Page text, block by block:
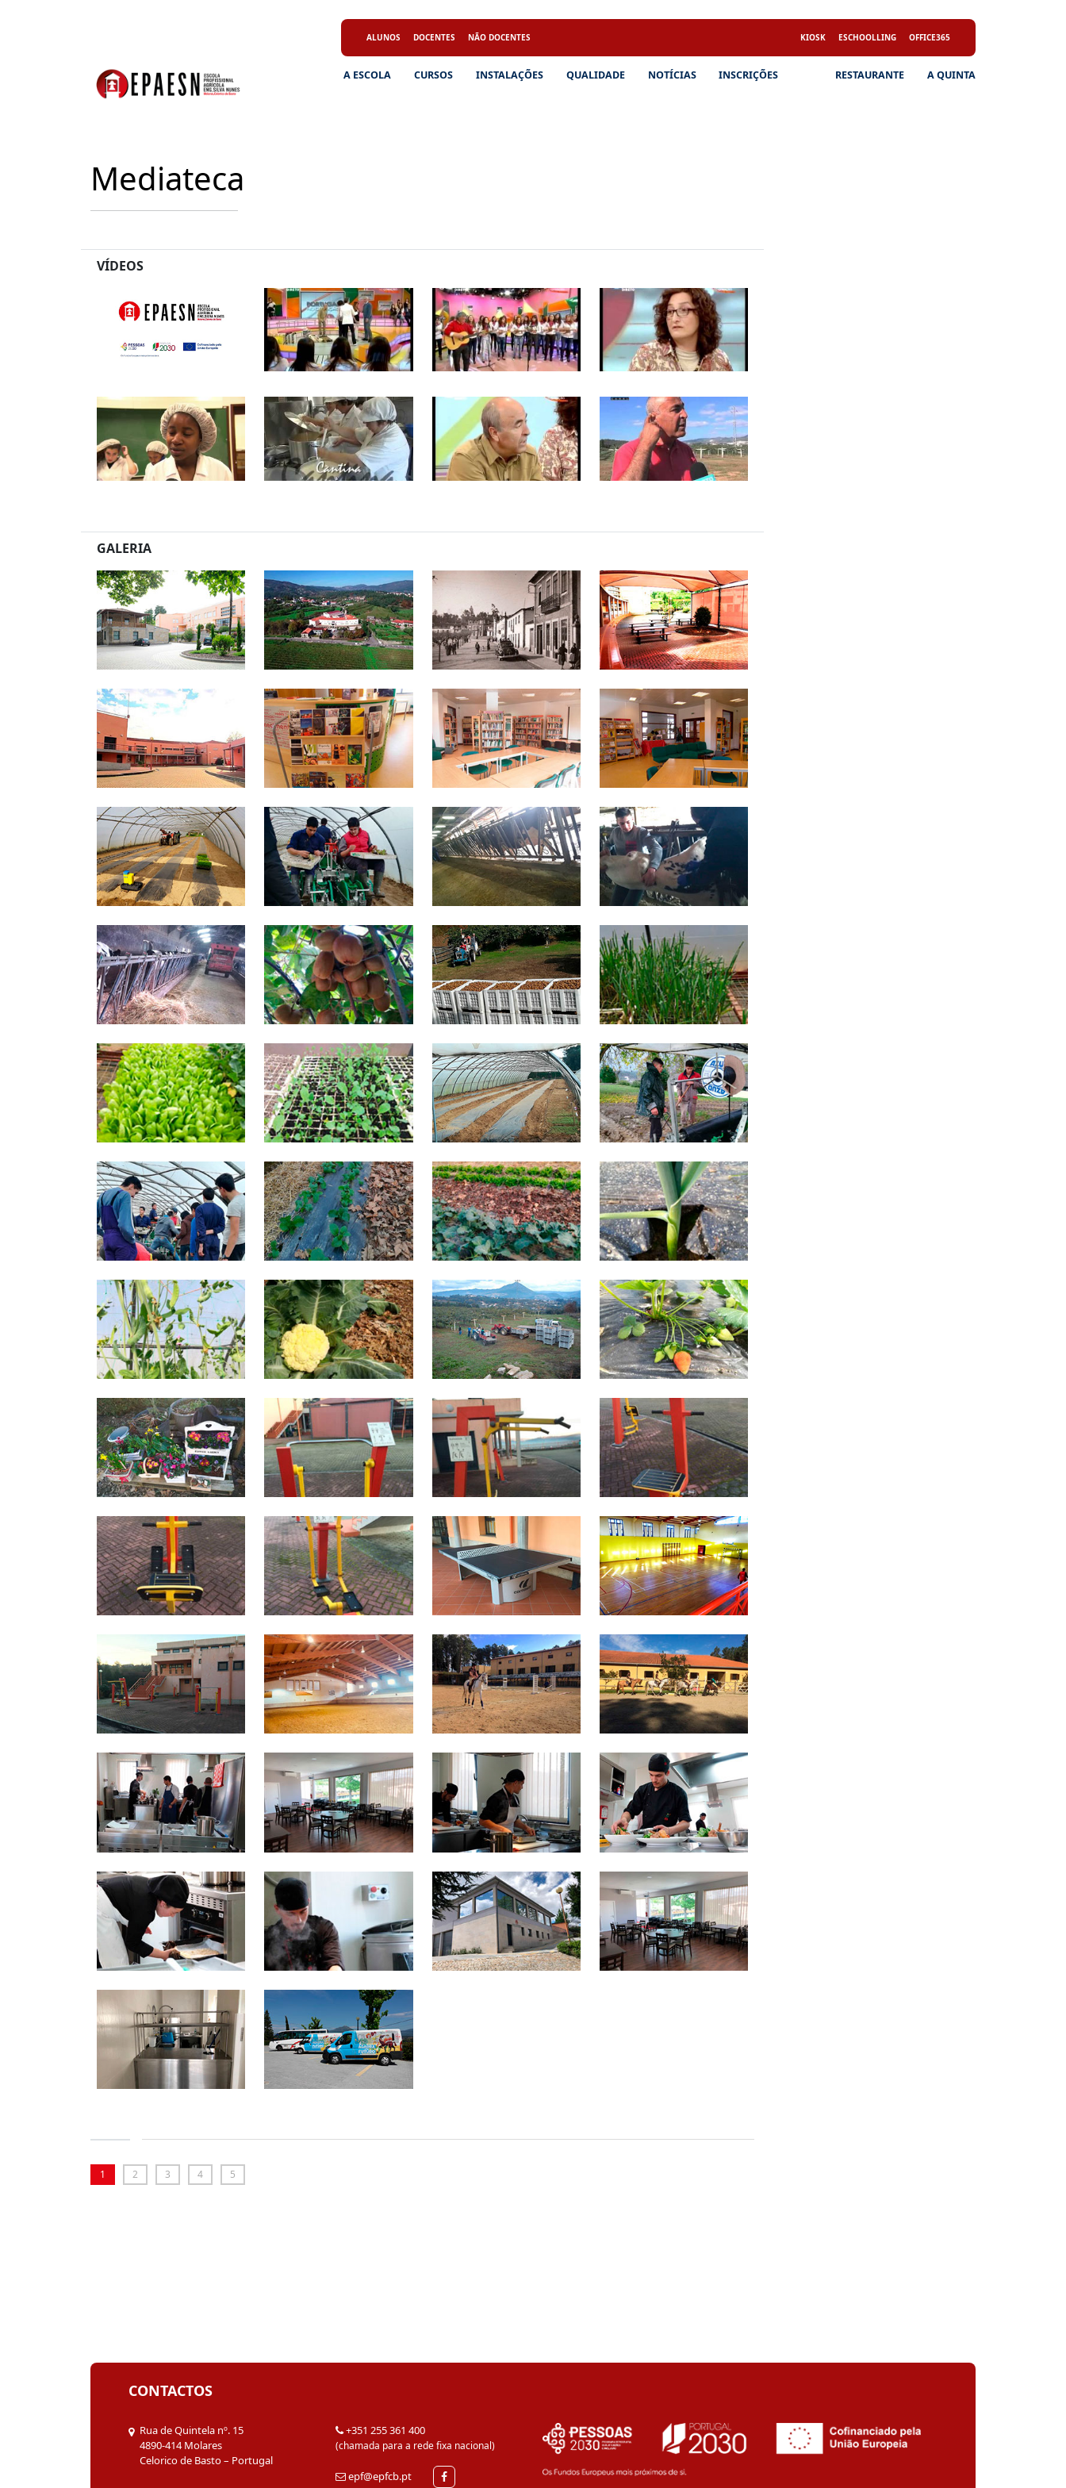
ALUNOS DOCENTES NÃO DOCENTES KIOSK ESCHOOLLING OFFICE365
A ESCOLA CURSOS INSTALAÇÕES QUALIDADE NOTÍCIAS INSCRIÇÕES RESTAURANTE A QUINTA
Mediateca
VÍDEOS
GALERIA
1 2 3 4 5
CONTACTOS
Rua de Quintela nº. 15
4890-414 Molares
Celorico de Basto – Portugal
+351 255 361 400
(chamada para a rede fixa nacional)
epf@epfcb.pt